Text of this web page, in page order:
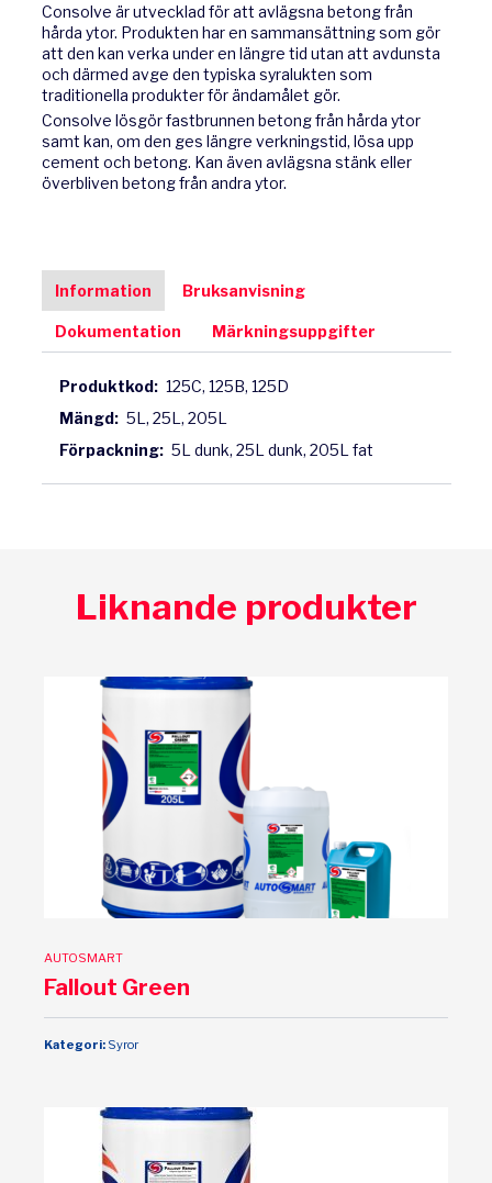
Consolve är utvecklad för att avlägsna betong från
hårda ytor. Produkten har en sammansättning som gör
att den kan verka under en längre tid utan att avdunsta
och därmed avge den typiska syralukten som
traditionella produkter för ändamålet gör.
Consolve lösgör fastbrunnen betong från hårda ytor
samt kan, om den ges längre verkningstid, lösa upp
cement och betong. Kan även avlägsna stänk eller
överbliven betong från andra ytor.
Information Bruksanvisning
Dokumentation Märkningsuppgifter
Produktkod: 125C, 125B, 125D
Mängd: 5L, 25L, 205L
Förpackning: 5L dunk, 25L dunk, 205L fat
Liknande produkter
AUTOSMART
Fallout Green
Kategori: Syror